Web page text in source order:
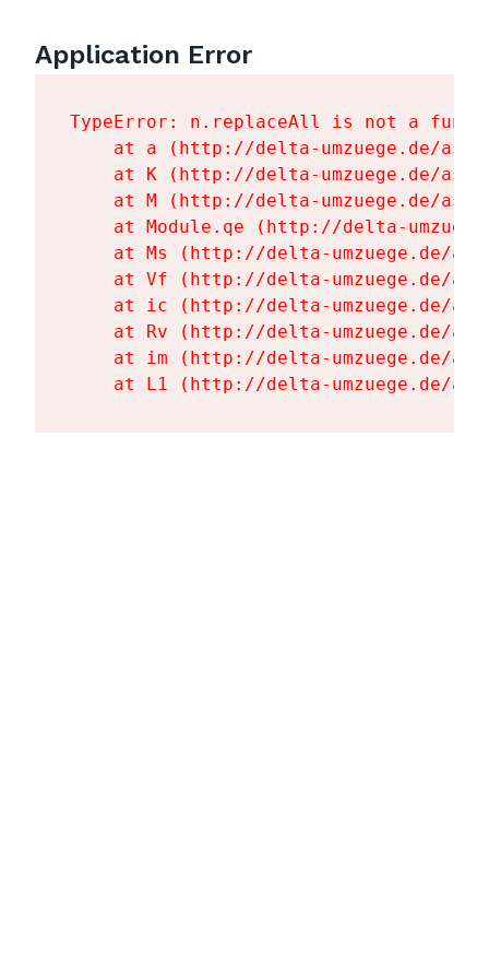
Application Error
TypeError: n.replaceAll is not a
at a (http://delta-umzuege.de/
at K (http://delta-umzuege.de/
at M (http://delta-umzuege.de/
at Module.qe (http://delta-
at Ms (http://delta-umzuege.de/
at Vf (http://delta-umzuege.de/
at ic (http://delta-umzuege.de/
at Rv (http://delta-umzuege.de/
at im (http://delta-umzuege.de/
at L1 (http://delta-umzuege.de/